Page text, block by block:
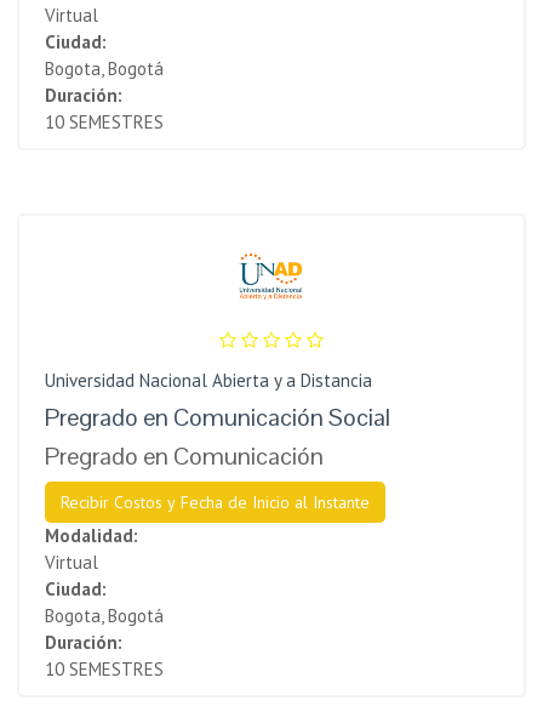
Virtual
Ciudad:
Bogota, Bogotá
Duración:
10 SEMESTRES
Universidad Nacional Abierta y a Distancia
Pregrado en Comunicación Social
Pregrado en Comunicación
Recibir Costos y Fecha de Inicio al Instante
Modalidad:
Virtual
Ciudad:
Bogota, Bogotá
Duración:
10 SEMESTRES